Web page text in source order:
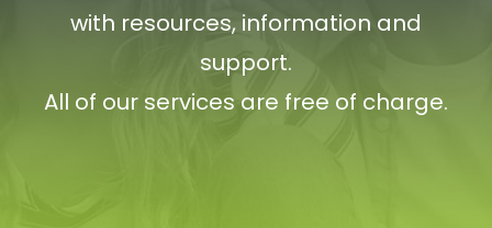
with resources, information and
support.
All of our services are free of charge.